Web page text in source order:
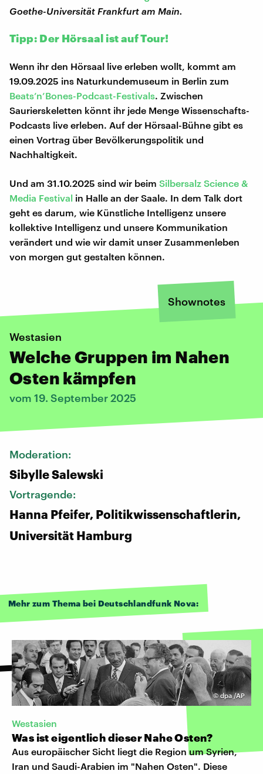
Goethe-Universität Frankfurt am Main.
Tipp: Der Hörsaal ist auf Tour!
Wenn ihr den Hörsaal live erleben wollt, kommt am
19.09.2025 ins Naturkundemuseum in Berlin zum
Beats’n’Bones-Podcast-Festivals. Zwischen
Saurierskeletten könnt ihr jede Menge Wissenschafts-
Podcasts live erleben. Auf der Hörsaal-Bühne gibt es
einen Vortrag über Bevölkerungspolitik und
Nachhaltigkeit.
Und am 31.10.2025 sind wir beim Silbersalz Science &
Media Festival in Halle an der Saale. In dem Talk dort
geht es darum, wie Künstliche Intelligenz unsere
kollektive Intelligenz und unsere Kommunikation
verändert und wie wir damit unser Zusammenleben
von morgen gut gestalten können.
Shownotes
Westasien
Welche Gruppen im Nahen
Osten kämpfen
vom 19. September 2025
Moderation:
Sibylle Salewski
Vortragende:
Hanna Pfeifer, Politikwissenschaftlerin,
Universität Hamburg
Mehr zum Thema bei Deutschlandfunk Nova:
©dpa /AP
Westasien
Was ist eigentlich dieser Nahe Osten?
Aus europäischer Sicht liegt die Region um Syrien,
Iran und Saudi-Arabien im "Nahen Osten". Diese